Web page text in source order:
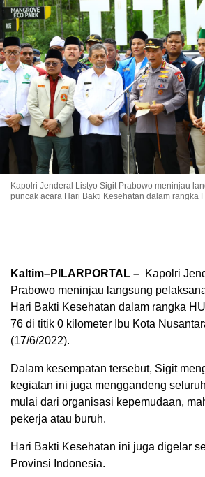
Kapolri Jenderal Listyo Sigit Prabowo meninjau
puncak acara Hari Bakti Kesehatan dalam rangka
Kaltim–PILARPORTAL – Kapolri
Prabowo meninjau langsung
Hari Bakti Kesehatan dalam rangka
76 di titik 0 kilometer Ibu Kota
(17/6/2022).
Dalam kesempatan tersebut, Sigit
kegiatan ini juga menggandeng
mulai dari organisasi kepemudaan,
pekerja atau buruh.
Hari Bakti Kesehatan ini juga digelar
Provinsi Indonesia.